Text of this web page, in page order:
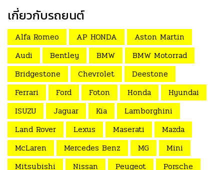
เกี่ยวกับรถยนต์
Alfa Romeo AP HONDA
Aston Martin
Audi
Bentley BMW
BMW Motorrad
Bridgestone
Chevrolet
Deestone
Ferrari
Ford Foton Honda
Hyundai
ISUZU
Jaguar Kia
Lamborghini
Land Rover
Lexus Maserati
Mazda
McLaren
Mercedes Benz MG
Mini
Mitsubishi
Nissan Peugeot Porsche